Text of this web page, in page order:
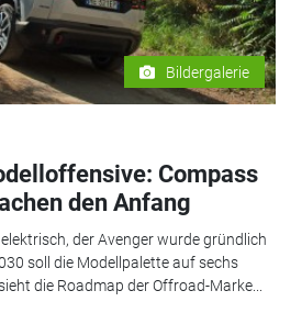
Bildergalerie
Compass
den Anfang
der Avenger wurde gründlich
soll die Modellpalette auf sechs
die Roadmap der Offroad-Marke...